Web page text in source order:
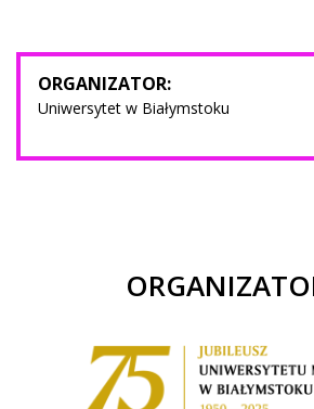
ORGANIZATOR:
Uniwersytet w Białymstoku